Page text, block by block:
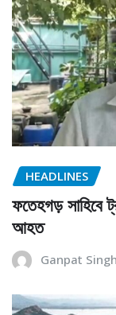
HEADLINES
ফতেহগড় সাহিবে
আহত
Ganpat